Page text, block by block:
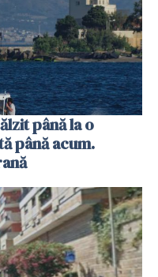
până la o
până acum.